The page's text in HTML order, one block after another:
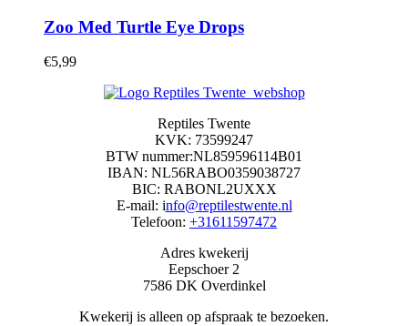
Zoo Med Turtle Eye Drops
€5,99
Reptiles Twente
KVK: 73599247
BTW nummer:NL859596114B01
IBAN: NL56RABO0359038727
BIC: RABONL2UXXX
E-mail: info@reptilestwente.nl
Telefoon: +31611597472
Adres kwekerij
Eepschoer 2
7586 DK Overdinkel
Kwekerij is alleen op afspraak te bezoeken.